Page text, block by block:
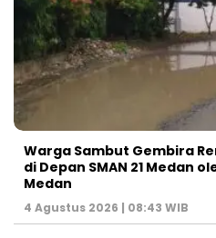
Warga Sambut Gembira
di Depan SMAN 21 Medan
Medan
4 Agustus 2026 | 08:43 WIB